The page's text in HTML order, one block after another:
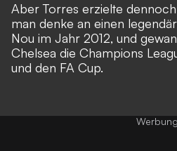
Aber Torres erzielte
man denke an einen
Nou im Jahr 2012, und
Chelsea die Champions
und den FA Cup.